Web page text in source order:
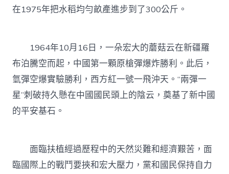
在1975年把水稻均勻畝產進步到了300公斤。
1964年10月16日，一朵宏大的蘑菇云在新疆羅
布泊騰空而起，中國第一顆原槍彈爆炸勝利。此后，
氫彈空爆實驗勝利，西方紅一號一飛沖天。“兩彈一
星”刺破持久懸在中國國民頭上的陰云，奠基了新中國
的平安基石。
面臨扶植經過歷程中的天然災難和經濟艱苦，面
臨國際上的戰鬥要挾和宏大壓力，黨和國民保持自力